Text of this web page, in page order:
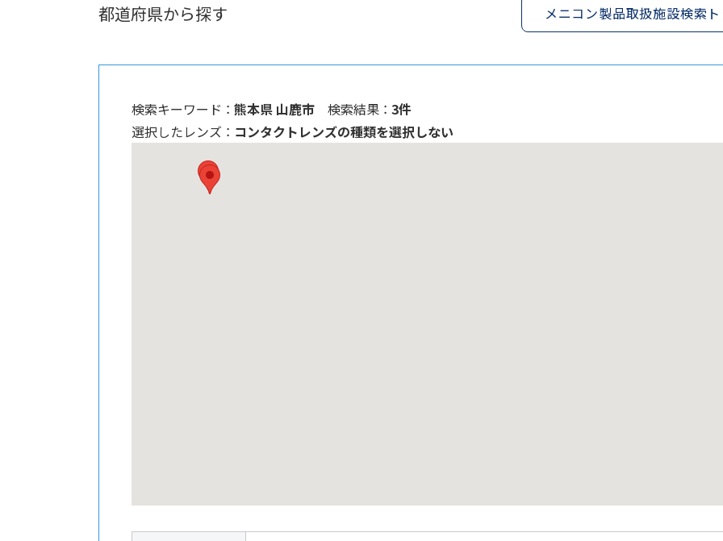
都道府県から探す メニコン製品取扱施設検索
検索キーワード ： 熊本県 山鹿市 検索結果 ： 3件
選択したレンズ ： コンタクトレンズの種類を選択しない